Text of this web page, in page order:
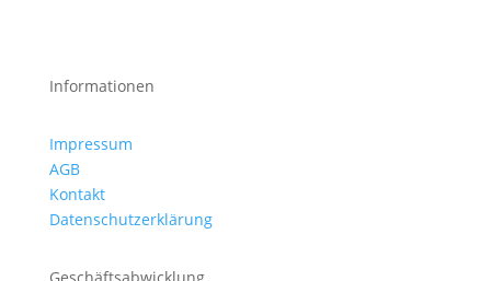
Informationen
Impressum
AGB
Kontakt
Datenschutzerklärung
Geschäftsabwicklung